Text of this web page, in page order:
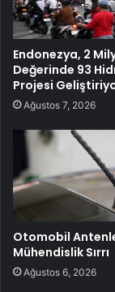
Endonezya, 2
Değerinde 93
Projesi
Ağustos 7, 2026
Otomobil
Mühendislik Sırrı
Ağustos 6, 2026